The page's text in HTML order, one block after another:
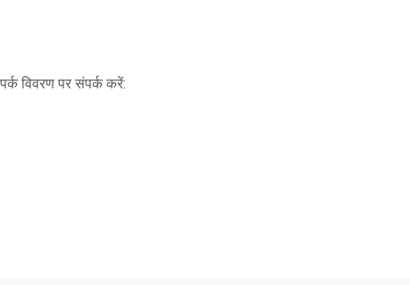
विवरण पर संपर्क करें: